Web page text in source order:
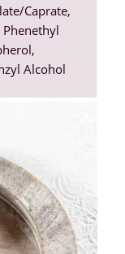
Caprate,
Alcohol